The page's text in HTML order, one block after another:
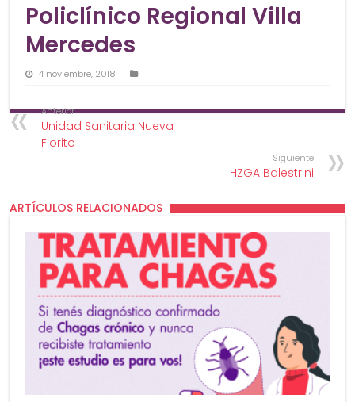
Policlínico Regional Villa
Mercedes
4 noviembre, 2018
Anterior
Unidad Sanitaria Nueva
Fiorito
Siguiente
HZGA Balestrini
ARTÍCULOS RELACIONADOS